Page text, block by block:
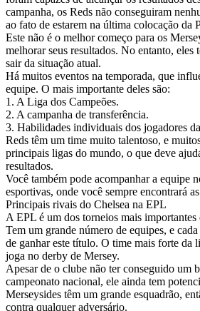
campanha, os Reds não conseguiram
ao fato de estarem na última colocação da
Este não é o melhor começo para os
melhorar seus resultados. No entanto, eles
sair da situação atual.
Há muitos eventos na temporada, que
equipe. O mais importante deles são:
1. A Liga dos Campeões.
2. A campanha de transferência.
3. Habilidades individuais dos jogadores
Reds têm um time muito talentoso, e
principais ligas do mundo, o que deve
resultados.
Você também pode acompanhar a equipe
esportivas, onde você sempre encontrará
Principais rivais do Chelsea na EPL
A EPL é um dos torneios mais
Tem um grande número de equipes, e
de ganhar este título. O time mais forte da
joga no derby de Mersey.
Apesar de o clube não ter conseguido um
campeonato nacional, ele ainda tem
Merseysides têm um grande esquadrão,
contra qualquer adversário.